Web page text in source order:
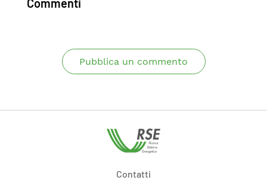
Commenti
Pubblica un commento
Contatti